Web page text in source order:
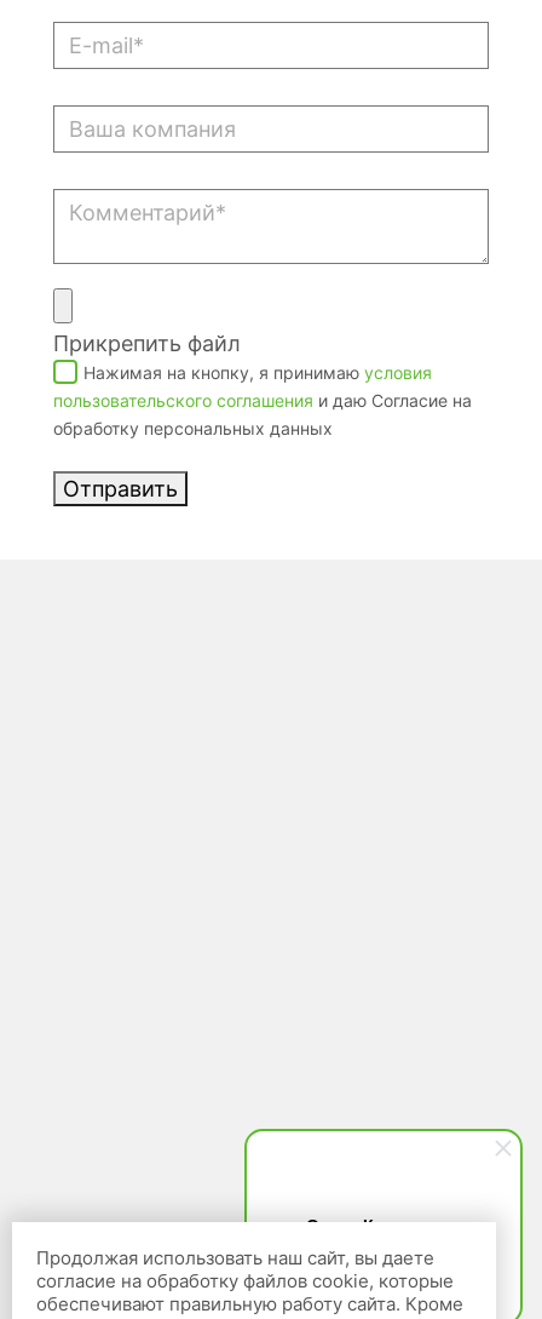
Ольга Кравченко
Здравствуйте! Готова помочь
вам. Напишите мне, если у
вас появятся вопросы.
Продолжая использовать наш сайт, вы даете
согласие на обработку файлов cookie, которые
обеспечивают правильную работу сайта. Кроме
Прикрепить файл
Нажимая на кнопку, я принимаю условия
пользовательского соглашения и даю Согласие на
обработку персональных данных
Отправить